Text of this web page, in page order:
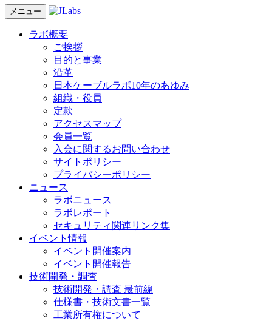
メニュー
ラボ概要
ご挨拶
目的と事業
沿革
日本ケーブルラボ10年のあゆみ
組織・役員
定款
アクセスマップ
会員一覧
入会に関するお問い合わせ
サイトポリシー
プライバシーポリシー
ニュース
ラボニュース
ラボレポート
セキュリティ関連リンク集
イベント情報
イベント開催案内
イベント開催報告
技術開発・調査
技術開発・調査 最前線
仕様書・技術文書一覧
工業所有権について